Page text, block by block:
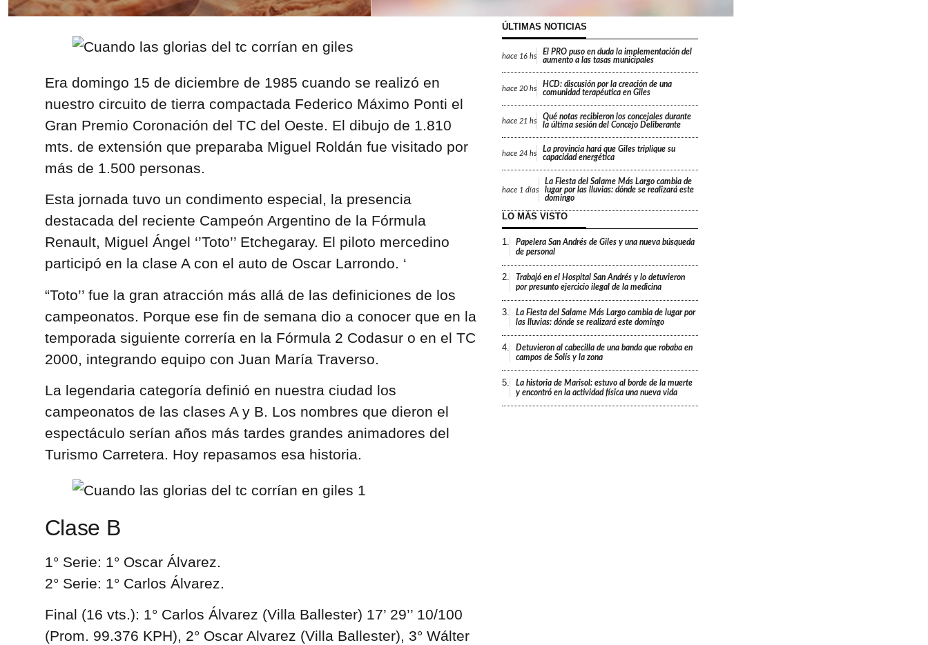
Era domingo 15 de diciembre de 1985 cuando se realizó en
nuestro circuito de tierra compactada Federico Máximo Ponti el
Gran Premio Coronación del TC del Oeste. El dibujo de 1.810
mts. de extensión que preparaba Miguel Roldán fue visitado por
más de 1.500 personas.
Esta jornada tuvo un condimento especial, la presencia
destacada del reciente Campeón Argentino de la Fórmula
Renault, Miguel Ángel ‘’Toto’’ Etchegaray. El piloto mercedino
participó en la clase A con el auto de Oscar Larrondo. ‘
“Toto’’ fue la gran atracción más allá de las definiciones de los
campeonatos. Porque ese fin de semana dio a conocer que en la
temporada siguiente correría en la Fórmula 2 Codasur o en el TC
2000, integrando equipo con Juan María Traverso.
La legendaria categoría definió en nuestra ciudad los
campeonatos de las clases A y B. Los nombres que dieron el
espectáculo serían años más tardes grandes animadores del
Turismo Carretera. Hoy repasamos esa historia.
Clase B
1° Serie: 1° Oscar Álvarez.
2° Serie: 1° Carlos Álvarez.
Final (16 vts.): 1° Carlos Álvarez (Villa Ballester) 17’ 29’’ 10/100
(Prom. 99.376 KPH), 2° Oscar Alvarez (Villa Ballester), 3° Wálter
ÚLTIMAS NOTICIAS
hace 16 hs
El PRO puso en duda la implementación del
aumento a las tasas municipales
hace 20 hs
HCD: discusión por la creación de una
comunidad terapéutica en Giles
hace 21 hs
Qué notas recibieron los concejales durante
la última sesión del Concejo Deliberante
hace 24 hs
La provincia hará que Giles triplique su
capacidad energética
hace 1 días
La Fiesta del Salame Más Largo cambia de
lugar por las lluvias: dónde se realizará este
domingo
LO MÁS VISTO
1.
Papelera San Andrés de Giles y una nueva búsqueda
de personal
2.
Trabajó en el Hospital San Andrés y lo detuvieron
por presunto ejercicio ilegal de la medicina
3.
La Fiesta del Salame Más Largo cambia de lugar por
las lluvias: dónde se realizará este domingo
4.
Detuvieron al cabecilla de una banda que robaba en
campos de Solís y la zona
5.
La historia de Marisol: estuvo al borde de la muerte
y encontró en la actividad física una nueva vida